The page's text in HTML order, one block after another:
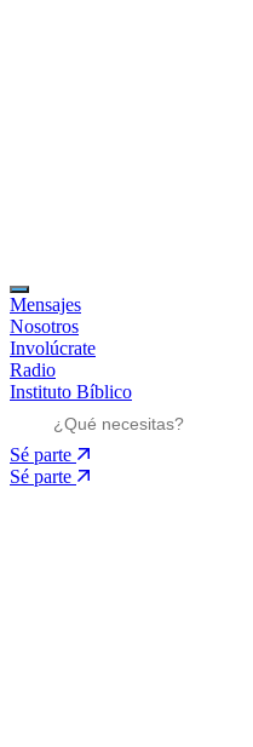
Mensajes
Nosotros
Involúcrate
Radio
Instituto Bíblico
Sé parte
Sé parte